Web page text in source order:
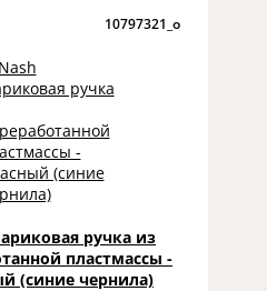
10797321_o
ручка из
пластмассы -
(синие чернила)